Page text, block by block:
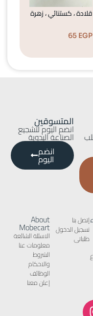
قلادة ، كستنائي ، زهرة
65 EGP
المتسوقين
انضم اليوم لتشجيع
الصناعة اليدوية
انضم
اليوم
إتصل بنا
تسجيل الدخول
طلباتى
About
Mobecart
الاسئلة الشائعة
معلومات عنا
الشروط
والاحكام
الوظائف
إعلن معنا